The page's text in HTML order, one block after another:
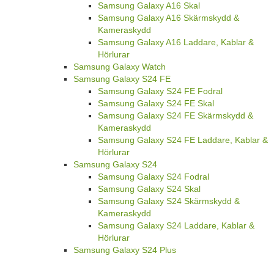
Samsung Galaxy A16 Skal
Samsung Galaxy A16 Skärmskydd &
Kameraskydd
Samsung Galaxy A16 Laddare, Kablar &
Hörlurar
Samsung Galaxy Watch
Samsung Galaxy S24 FE
Samsung Galaxy S24 FE Fodral
Samsung Galaxy S24 FE Skal
Samsung Galaxy S24 FE Skärmskydd &
Kameraskydd
Samsung Galaxy S24 FE Laddare, Kablar &
Hörlurar
Samsung Galaxy S24
Samsung Galaxy S24 Fodral
Samsung Galaxy S24 Skal
Samsung Galaxy S24 Skärmskydd &
Kameraskydd
Samsung Galaxy S24 Laddare, Kablar &
Hörlurar
Samsung Galaxy S24 Plus